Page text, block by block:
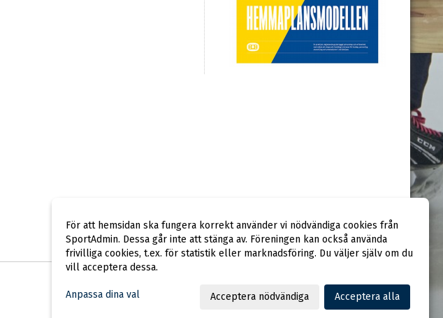
För att hemsidan ska fungera korrekt använder vi nödvändiga cookies från
SportAdmin. Dessa går inte att stänga av. Föreningen kan också använda
frivilliga cookies, t.ex. för statistik eller marknadsföring. Du väljer själv om du
vill acceptera dessa.
Anpassa dina val Acceptera nödvändiga Acceptera alla